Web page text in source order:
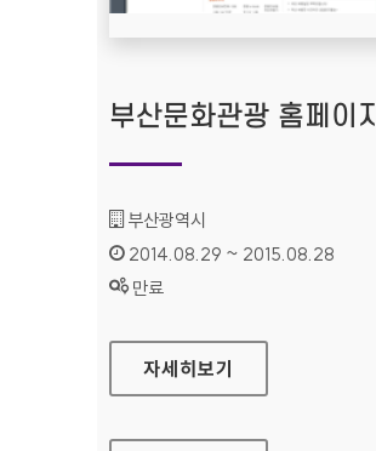
부산문화관광 홈페이지
기관명 :
부산광역시
인증기간 :
2014.08.29 ~ 2015.08.28
상태 :
만료
부산문화관광 홈페이지
자세히보기